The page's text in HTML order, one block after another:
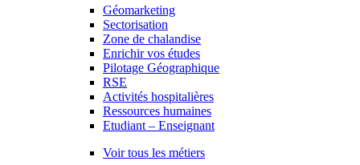
Géomarketing
Sectorisation
Zone de chalandise
Enrichir vos études
Pilotage Géographique
RSE
Activités hospitalières
Ressources humaines
Etudiant – Enseignant
Voir tous les métiers